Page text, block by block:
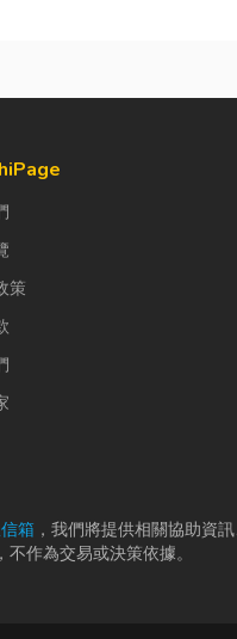
策
箱 ，我們將提供相關協助資
作為交易或決策依據。